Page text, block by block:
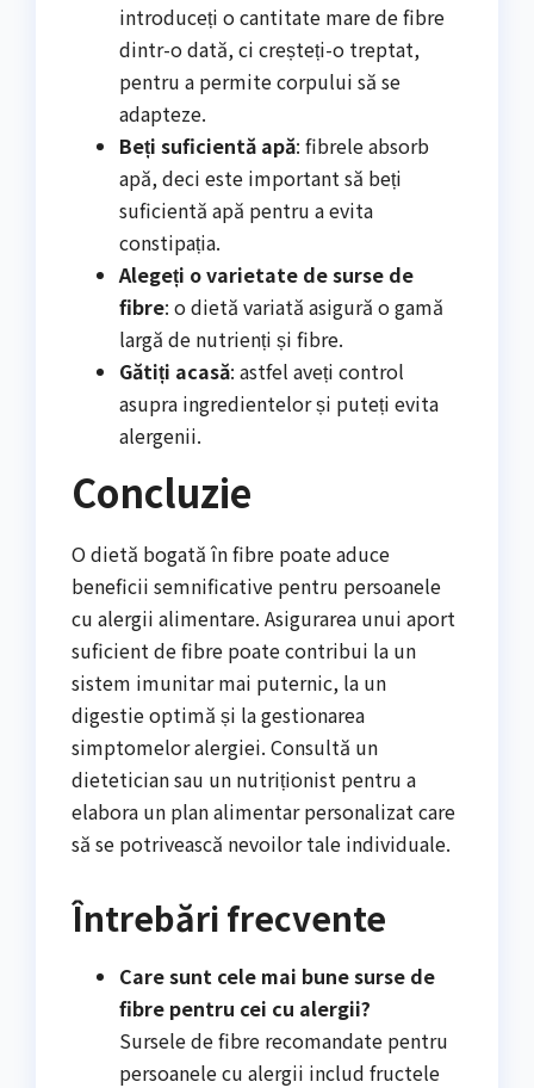
introduceți o cantitate mare de fibre
dintr-o dată, ci creșteți-o treptat,
pentru a permite corpului să se
adapteze.
Beți suficientă apă: fibrele absorb
apă, deci este important să beți
suficientă apă pentru a evita
constipația.
Alegeți o varietate de surse de
fibre: o dietă variată asigură o gamă
largă de nutrienți și fibre.
Gătiți acasă: astfel aveți control
asupra ingredientelor și puteți evita
alergenii.
Concluzie
O dietă bogată în fibre poate aduce
beneficii semnificative pentru persoanele
cu alergii alimentare. Asigurarea unui aport
suficient de fibre poate contribui la un
sistem imunitar mai puternic, la un
digestie optimă și la gestionarea
simptomelor alergiei. Consultă un
dietetician sau un nutriționist pentru a
elabora un plan alimentar personalizat care
să se potrivească nevoilor tale individuale.
Întrebări frecvente
Care sunt cele mai bune surse de
fibre pentru cei cu alergii?
Sursele de fibre recomandate pentru
persoanele cu alergii includ fructele